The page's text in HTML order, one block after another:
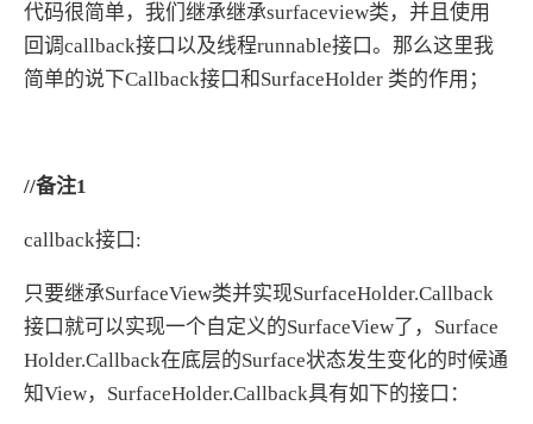
代码很简单，我们继承继承surfaceview类，并且使用
回调callback接口以及线程runnable接口。那么这里我
简单的说下Callback接口和SurfaceHolder 类的作用；
//备注1
callback接口:
只要继承SurfaceView类并实现SurfaceHolder.Callback
接口就可以实现一个自定义的SurfaceView了，Surface
Holder.Callback在底层的Surface状态发生变化的时候通
知View，SurfaceHolder.Callback具有如下的接口：